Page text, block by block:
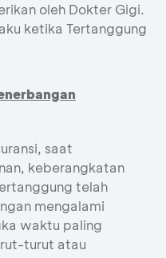
oleh Dokter Gigi.
ketika Tertanggung
saat
keberangkatan
telah
mengalami
waktu paling
turut atau